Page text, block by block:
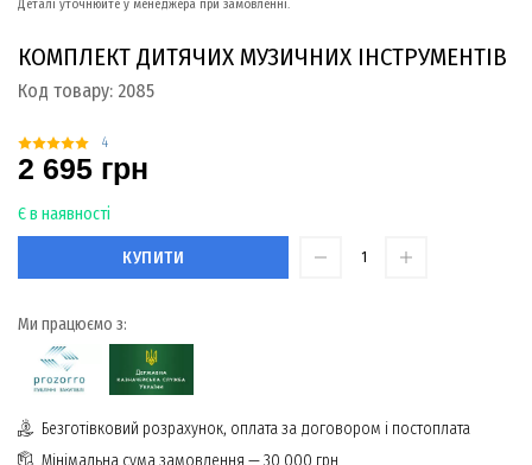
Деталі уточнюйте у менеджера при замовленні.
КОМПЛЕКТ ДИТЯЧИХ МУЗИЧНИХ ІНСТРУМЕНТІВ
Код товару: 2085
4
2 695 грн
Є в наявності
КУПИТИ
Ми працюємо з:
Безготівковий розрахунок, оплата за договором і постоплата